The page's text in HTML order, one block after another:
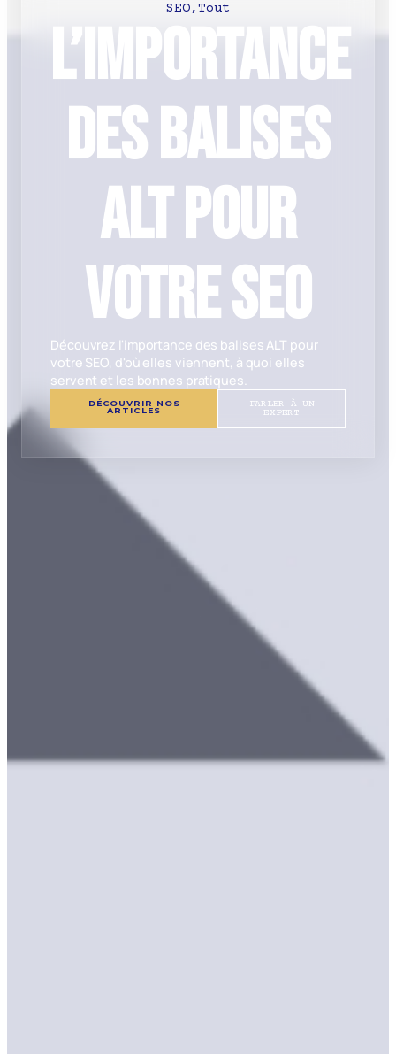
SEO,Tout
L’importance
des balises
ALT pour
votre SEO
Découvrez l'importance des balises ALT pour
votre SEO, d'où elles viennent, à quoi elles
servent et les bonnes pratiques.
DÉCOUVRIR NOS
ARTICLES
PARLER À UN
EXPERT